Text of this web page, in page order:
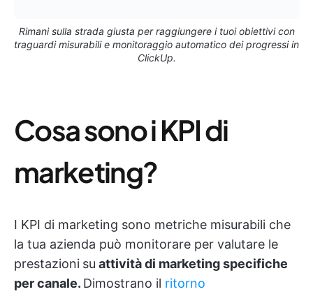
Rimani sulla strada giusta per raggiungere i tuoi obiettivi con
traguardi misurabili e monitoraggio automatico dei progressi in
ClickUp.
Cosa sono i KPI di
marketing?
I KPI di marketing sono metriche misurabili che
la tua azienda può monitorare per valutare le
prestazioni su attività di marketing specifiche
per canale. Dimostrano il ritorno